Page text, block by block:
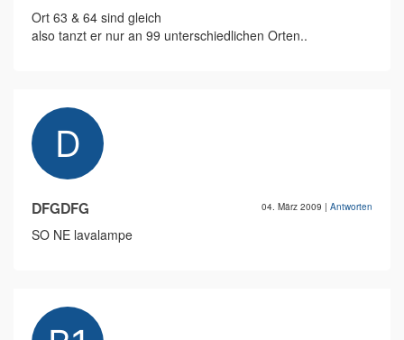
Ort 63 & 64 sind gleich
also tanzt er nur an 99 unterschiedlichen Orten..
DFGDFG 04. März 2009 | Antworten
SO NE lavalampe